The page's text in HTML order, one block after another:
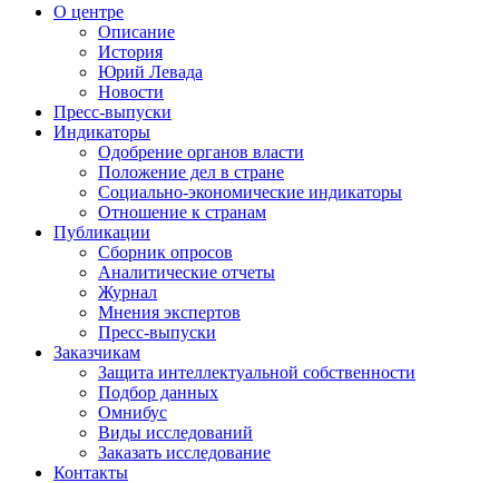
О центре
Описание
История
Юрий Левада
Новости
Пресс-выпуски
Индикаторы
Одобрение органов власти
Положение дел в стране
Социально-экономические индикаторы
Отношение к странам
Публикации
Сборник опросов
Аналитические отчеты
Журнал
Мнения экспертов
Пресс-выпуски
Заказчикам
Защита интеллектуальной собственности
Подбор данных
Омнибус
Виды исследований
Заказать исследование
Контакты